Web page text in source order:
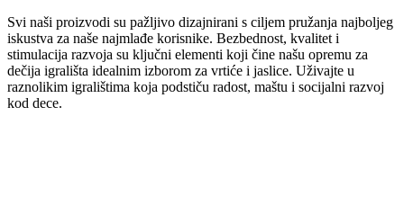
Svi naši proizvodi su pažljivo dizajnirani s ciljem pružanja najboljeg
iskustva za naše najmlađe korisnike. Bezbednost, kvalitet i
stimulacija razvoja su ključni elementi koji čine našu opremu za
dečija igrališta idealnim izborom za vrtiće i jaslice. Uživajte u
raznolikim igralištima koja podstiču radost, maštu i socijalni razvoj
kod dece.